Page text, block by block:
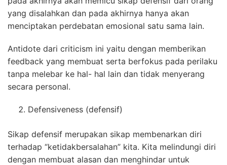
yang disalahkan dan pada akhirnya hanya akan
menciptakan perdebatan emosional satu sama lain.
Antidote dari criticism ini yaitu dengan memberikan
feedback yang membuat serta berfokus pada perilaku
tanpa melebar ke hal- hal lain dan tidak menyerang
secara personal.
Defensiveness (defensif)
Sikap defensif merupakan sikap membenarkan diri
terhadap “ketidakbersalahan” kita. Kita melindungi diri
dengan membuat alasan dan menghindar untuk